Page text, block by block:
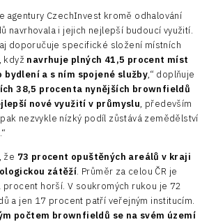
agentury CzechInvest kromě odhalování
navrhovala i jejich nejlepší budoucí využití.
doporučuje specifické složení místních
když navrhuje plných 41,5 procent míst
a s ním spojené služby,“ doplňuje
38,5 procenta nynějších brownfieldů
nové využití v průmyslu, především
nezvykle nízký podíl zůstává zemědělství
že 73 procent opuštěných areálů v kraji
zátěží. Průměr za celou ČR je
horší. V soukromých rukou je 72
a jen 17 procent patří veřejným institucím.
počtem brownfieldů se na svém území